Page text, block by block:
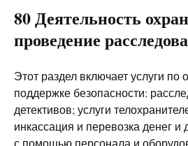
80 Деятельность
проведение
Этот раздел включает услуги по
поддержке безопасности:
детективов; услуги
инкассация и перевозка денег
с помощью персонала и